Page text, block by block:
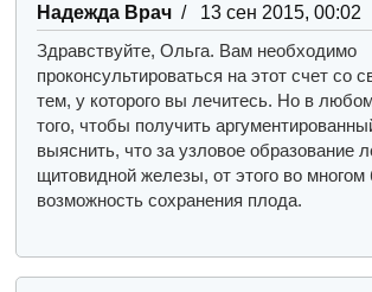
Надежда Врач/ 13 сен 2015, 00:02
Здравствуйте, Ольга. Вам необходимо
проконсультироваться на этот счет со
тем, у которого вы лечитесь. Но в
того, чтобы получить
выяснить, что за узловое образование
щитовидной железы, от этого во многом
возможность сохранения плода.